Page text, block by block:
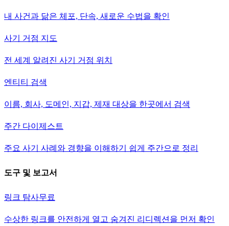
내 사건과 닮은 체포, 단속, 새로운 수법을 확인
사기 거점 지도
전 세계 알려진 사기 거점 위치
엔티티 검색
이름, 회사, 도메인, 지갑, 제재 대상을 한곳에서 검색
주간 다이제스트
주요 사기 사례와 경향을 이해하기 쉽게 주간으로 정리
도구 및 보고서
링크 탐사무료
수상한 링크를 안전하게 열고 숨겨진 리디렉션을 먼저 확인